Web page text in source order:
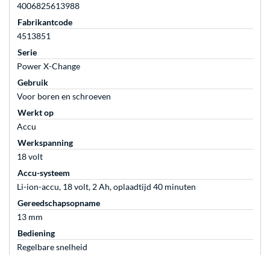
4006825613988
Fabrikantcode
4513851
Serie
Power X-Change
Gebruik
Voor boren en schroeven
Werkt op
Accu
Werkspanning
18 volt
Accu-systeem
Li-ion-accu, 18 volt, 2 Ah, oplaadtijd 40 minuten
Gereedschapsopname
13 mm
Bediening
Regelbare snelheid